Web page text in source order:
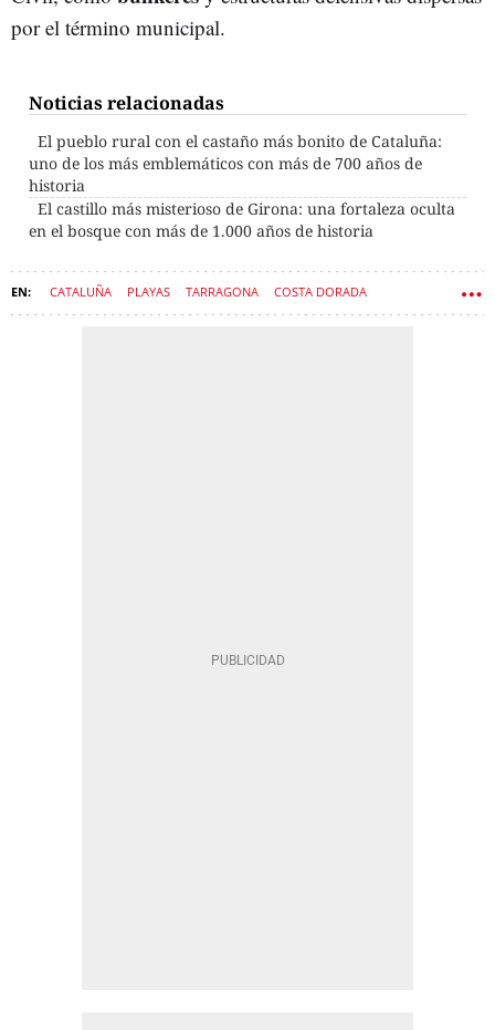
por el término municipal.
Noticias relacionadas
El pueblo rural con el castaño más bonito de Cataluña:
uno de los más emblemáticos con más de 700 años de
historia
El castillo más misterioso de Girona: una fortaleza oculta
en el bosque con más de 1.000 años de historia
CATALUÑA PLAYAS TARRAGONA COSTA DORADA